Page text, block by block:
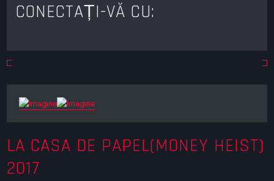
CONECTAȚI-VĂ CU:
LA CASA DE PAPEL(MONEY HEIST)
2017